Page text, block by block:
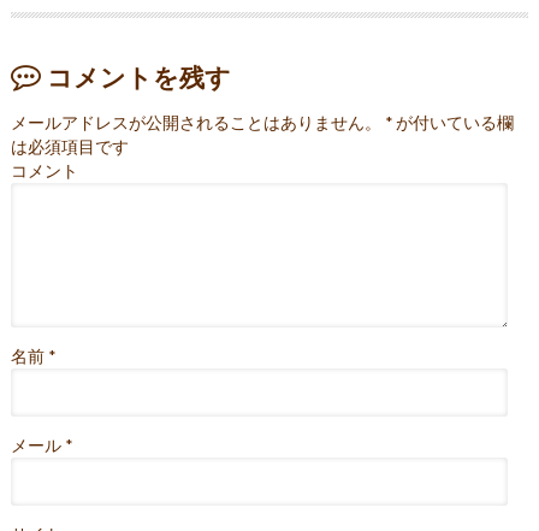
コメントを残す
メールアドレスが公開されることはありません。 *が付いている欄
は必須項目です
コメント
名前 *
メール *